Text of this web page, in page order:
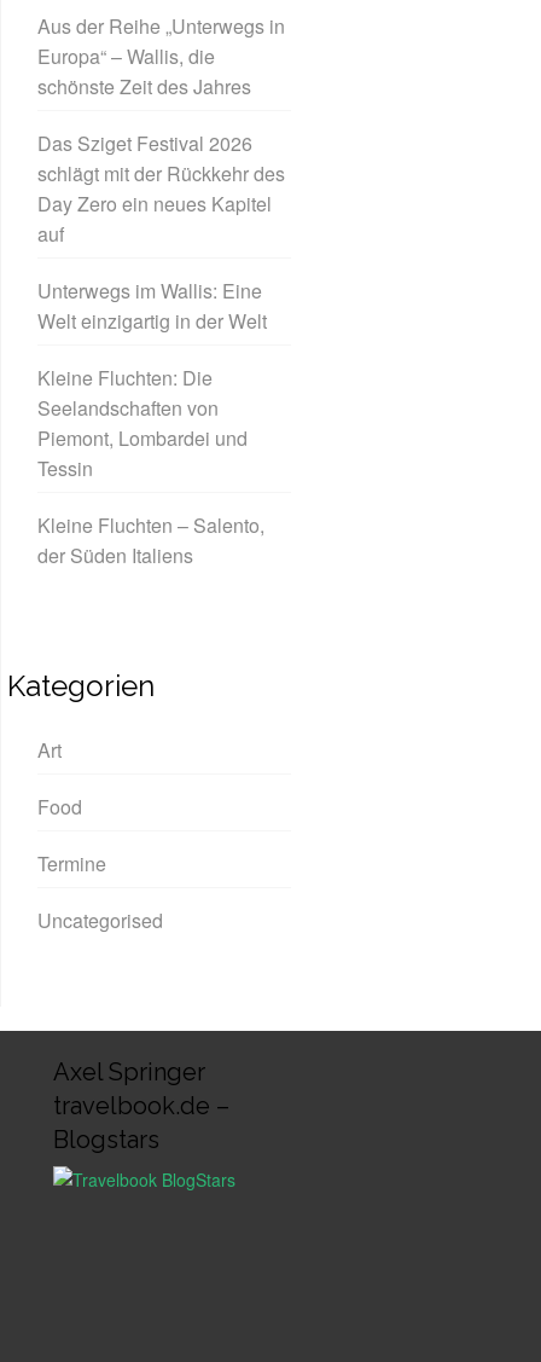
Aus der Reihe „Unterwegs in
Europa“ – Wallis, die
schönste Zeit des Jahres
Das Sziget Festival 2026
schlägt mit der Rückkehr des
Day Zero ein neues Kapitel
auf
Unterwegs im Wallis: Eine
Welt einzigartig in der Welt
Kleine Fluchten: Die
Seelandschaften von
Piemont, Lombardei und
Tessin
Kleine Fluchten – Salento,
der Süden Italiens
Kategorien
Art
Food
Termine
Uncategorised
Axel Springer
travelbook.de –
Blogstars